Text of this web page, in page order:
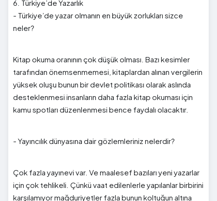
6. Türkiye’de Yazarlık
- Türkiye’de yazar olmanın en büyük zorlukları sizce
neler?
Kitap okuma oranının çok düşük olması. Bazı kesimler
tarafından önemsenmemesi, kitaplardan alınan vergilerin
yüksek oluşu bunun bir devlet politikası olarak aslında
desteklenmesi insanların daha fazla kitap okuması için
kamu spotları düzenlenmesi bence faydalı olacaktır.
- Yayıncılık dünyasına dair gözlemleriniz nelerdir?
Çok fazla yayınevi var. Ve maalesef bazıları yeni yazarlar
için çok tehlikeli. Çünkü vaat edilenlerle yapılanlar birbirini
karşılamıyor mağduriyetler fazla bunun koltuğun altına